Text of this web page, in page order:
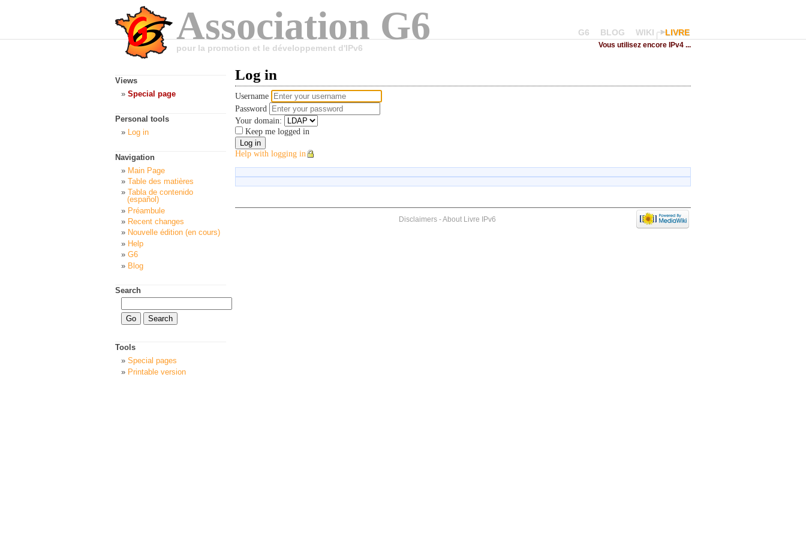
Association G6
pour la promotion et le développement d'IPv6
G6 BLOG WIKI LIVRE
Vous utilisez encore IPv4 ...
Log in
Username
Password
Your domain:
Keep me logged in
Help with logging in
Views
Special page
Personal tools
Log in
Navigation
Main Page
Table des matières
Tabla de contenido
(español)
Préambule
Recent changes
Nouvelle édition (en cours)
Help
G6
Blog
Search
Tools
Special pages
Printable version
Disclaimers-About Livre IPv6